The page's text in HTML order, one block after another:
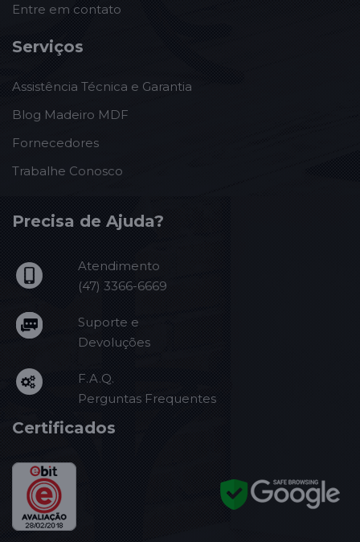
Entre em contato
Serviços
Assistência Técnica e Garantia
Blog Madeiro MDF
Fornecedores
Trabalhe Conosco
Precisa de Ajuda?
Atendimento
(47) 3366-6669
Suporte e
Devoluções
F.A.Q.
Perguntas Frequentes
Certificados